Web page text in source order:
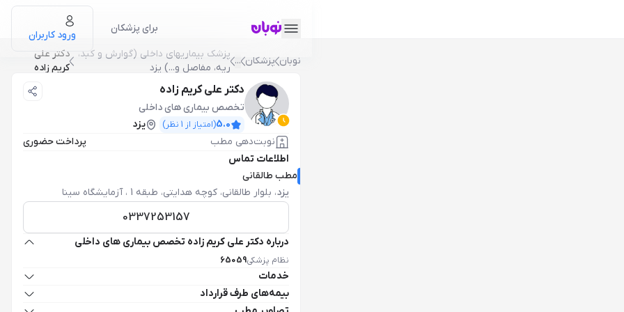
برای پزشکان
ورود کاربران
نوبان پزشکان ...
پزشک بيماريهاي داخلي (گوارش و کبد،
ريه، مفاصل و...) یزد
دکتر علی
کریم زاده
دکتر علی کریم زاده
تخصص بیماری های داخلی
5.0(امتیاز از 1 نظر)
یزد
نوبت‌دهی مطب
پرداخت حضوری
اطلاعات تماس
مطب طالقانی
یزد، بلوار طالقانی، کوچه هدایتی، طبقه 1 ، آزمایشگاه سینا
0337253157
درباره دکتر علی کریم زاده تخصص بیماری های داخلی
نظام پزشکی65059
خدمات
بیمه‌های طرف قرارداد